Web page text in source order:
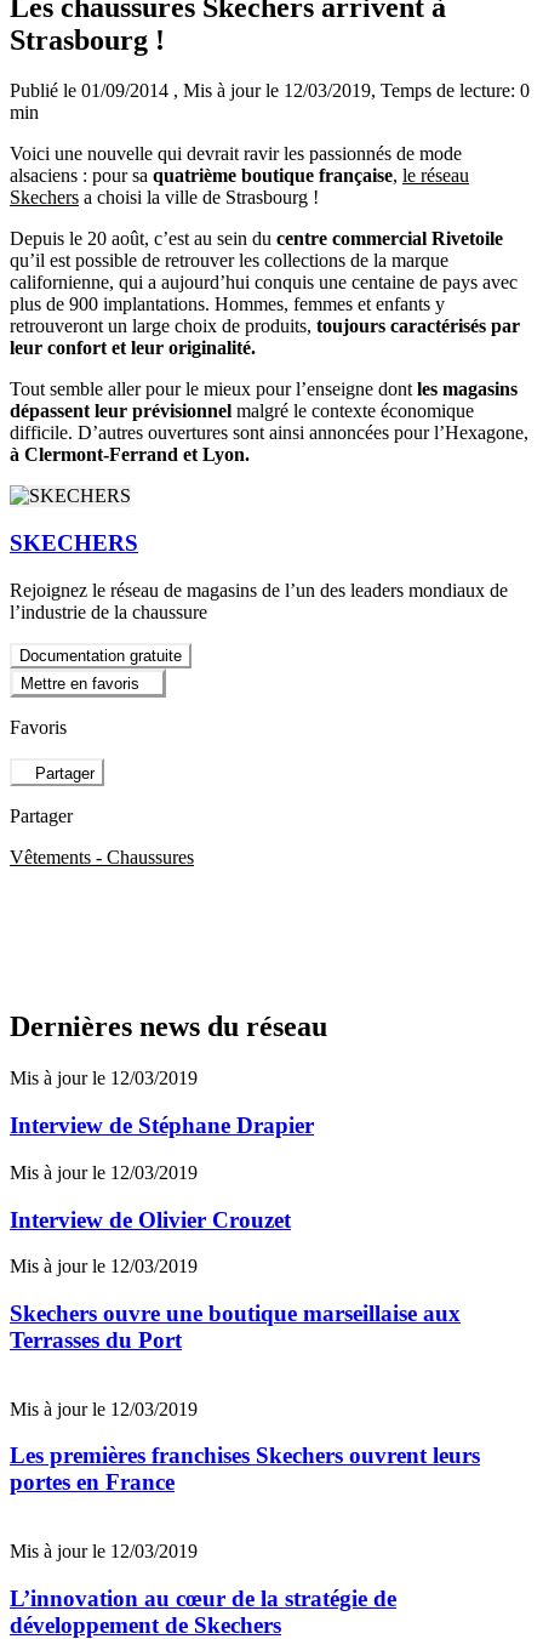
Les chaussures Skechers arrivent à
Strasbourg !
Publié le 01/09/2014 , Mis à jour le 12/03/2019, Temps de lecture: 0
min
Voici une nouvelle qui devrait ravir les passionnés de mode
alsaciens : pour sa quatrième boutique française, le réseau
Skechers a choisi la ville de Strasbourg !
Depuis le 20 août, c’est au sein du centre commercial Rivetoile
qu’il est possible de retrouver les collections de la marque
californienne, qui a aujourd’hui conquis une centaine de pays avec
plus de 900 implantations. Hommes, femmes et enfants y
retrouveront un large choix de produits, toujours caractérisés par
leur confort et leur originalité.
Tout semble aller pour le mieux pour l’enseigne dontles magasins
dépassent leur prévisionnel malgré le contexte économique
difficile. D’autres ouvertures sont ainsi annoncées pour l’Hexagone,
à Clermont-Ferrand et Lyon.
SKECHERS
Rejoignez le réseau de magasins de l’un des leaders mondiaux de
l’industrie de la chaussure
Documentation gratuite
Mettre en favoris
Favoris
Partager
Partager
Vêtements - Chaussures
Dernières news du réseau
Mis à jour le 12/03/2019
Interview de Stéphane Drapier
Mis à jour le 12/03/2019
Interview de Olivier Crouzet
Mis à jour le 12/03/2019
Skechers ouvre une boutique marseillaise aux
Terrasses du Port
Mis à jour le 12/03/2019
Les premières franchises Skechers ouvrent leurs
portes en France
Mis à jour le 12/03/2019
L’innovation au cœur de la stratégie de
développement de Skechers